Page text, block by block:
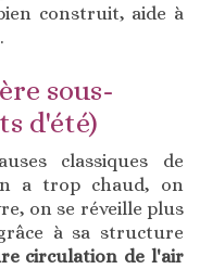
construit, aide à
sous-
d'été)
classiques de
a trop chaud, on
on se réveille plus
à sa structure
circulation de l'air